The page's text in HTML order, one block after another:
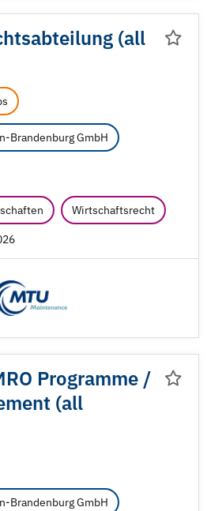
(all
Brandenburg GmbH
Wirtschaftsrecht
Programme /
(all
Brandenburg GmbH